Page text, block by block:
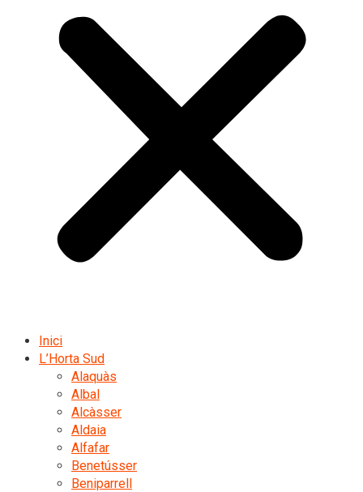
Inici
L’Horta Sud
Alaquàs
Albal
Alcàsser
Aldaia
Alfafar
Benetússer
Beniparrell